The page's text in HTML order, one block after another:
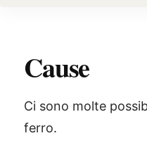
Cause
Ci sono molte
ferro.